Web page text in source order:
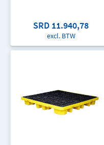
SRD 11.940,78
excl. BTW